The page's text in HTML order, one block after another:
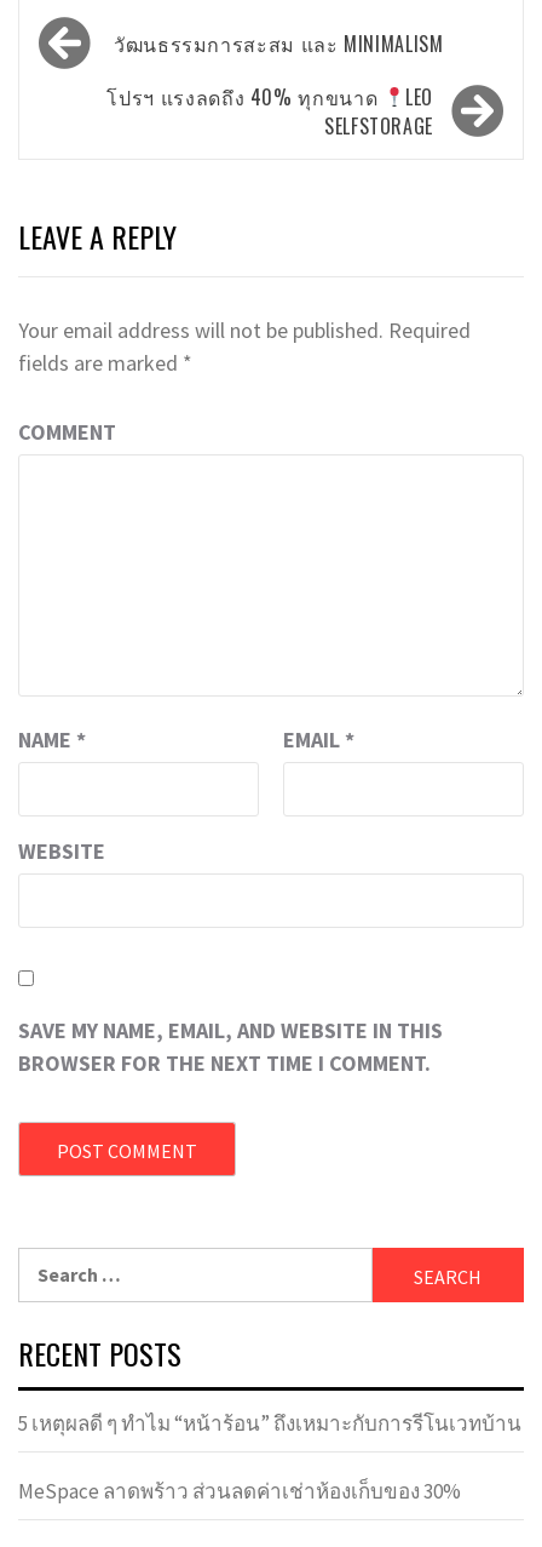
Post
navigationวัฒนธรรมการสะสม และ MINIMALISM
โปรฯ แรงลดถึง 40% ทุกขนาด
LEO
SELFSTORAGE
LEAVE A REPLY
Your email address will not be published. Required
fields are marked *
COMMENT
NAME * EMAIL *
WEBSITE
SAVE MY NAME, EMAIL, AND WEBSITE IN THIS
BROWSER FOR THE NEXT TIME I COMMENT.
for:
RECENT POSTS
5 เหตุผลดี ๆ ทำไม “หน้าร้อน” ถึงเหมาะกับการรีโนเวทบ้าน
MeSpace ลาดพร้าว ส่วนลดค่าเช่าห้องเก็บของ 30%